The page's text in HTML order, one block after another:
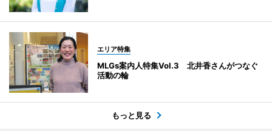
エリア特集
MLGs案内人特集Vol.3 北井香さんがつなぐ
活動の輪
もっと見る